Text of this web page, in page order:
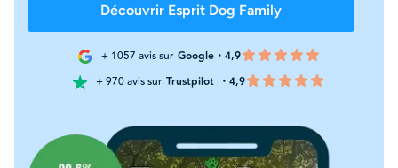
Découvrir Esprit Dog Family
+ 1057 avis sur Google・4,9
+ 970 avis sur Trustpilot ・4,9